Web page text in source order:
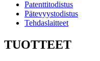
Patenttitodistus
Pätevyystodistus
Tehdaslaitteet
TUOTTEET